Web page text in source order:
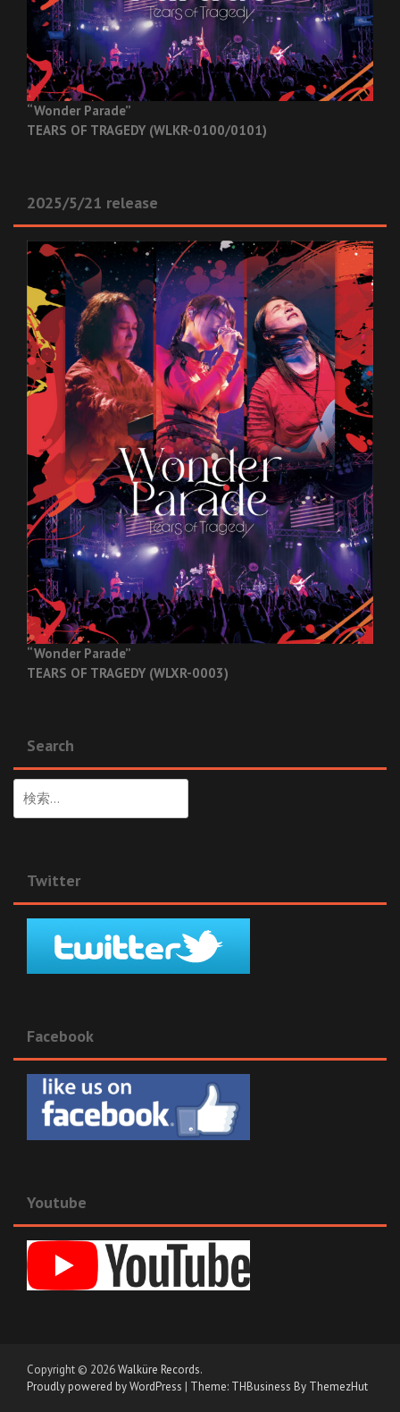
“Wonder Parade”
TEARS OF TRAGEDY (WLKR-0100/0101)
2025/5/21 release
“Wonder Parade”
TEARS OF TRAGEDY (WLXR-0003)
Search
索:
Twitter
Facebook
Youtube
Copyright © 2026Walküre Records.
Proudly powered by WordPress | Theme: THBusiness By ThemezHut